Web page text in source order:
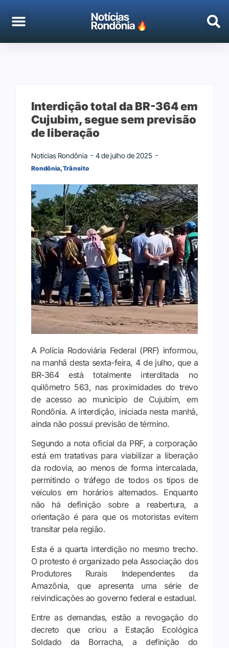
Interdição total da BR-364 em
Cujubim, segue sem previsão
de liberação
Notícias Rondônia 4 de julho de 2025
Rondônia,Trânsito
A Polícia Rodoviária Federal (PRF) informou,
na manhã desta sexta-feira, 4 de julho, que a
BR-364 está totalmente interditada no
quilômetro 563, nas proximidades do trevo
de acesso ao município de Cujubim, em
Rondônia. A interdição, iniciada nesta manhã,
ainda não possui previsão de término.
Segundo a nota oficial da PRF, a corporação
está em tratativas para viabilizar a liberação
da rodovia, ao menos de forma intercalada,
permitindo o tráfego de todos os tipos de
veículos em horários alternados. Enquanto
não há definição sobre a reabertura, a
orientação é para que os motoristas evitem
transitar pela região.
Esta é a quarta interdição no mesmo trecho.
O protesto é organizado pela Associação dos
Produtores Rurais Independentes da
Amazônia, que apresenta uma série de
reivindicações ao governo federal e estadual.
Entre as demandas, estão a revogação do
decreto que criou a Estação Ecológica
Soldado da Borracha, a definição do